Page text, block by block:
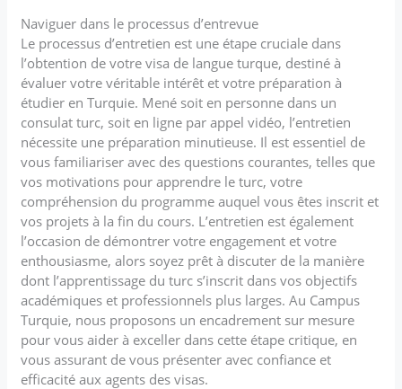
Naviguer dans le processus d’entrevue
Le processus d’entretien est une étape cruciale dans
l’obtention de votre visa de langue turque, destiné à
évaluer votre véritable intérêt et votre préparation à
étudier en Turquie. Mené soit en personne dans un
consulat turc, soit en ligne par appel vidéo, l’entretien
nécessite une préparation minutieuse. Il est essentiel de
vous familiariser avec des questions courantes, telles que
vos motivations pour apprendre le turc, votre
compréhension du programme auquel vous êtes inscrit et
vos projets à la fin du cours. L’entretien est également
l’occasion de démontrer votre engagement et votre
enthousiasme, alors soyez prêt à discuter de la manière
dont l’apprentissage du turc s’inscrit dans vos objectifs
académiques et professionnels plus larges. Au Campus
Turquie, nous proposons un encadrement sur mesure
pour vous aider à exceller dans cette étape critique, en
vous assurant de vous présenter avec confiance et
efficacité aux agents des visas.